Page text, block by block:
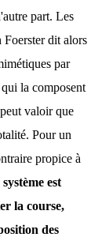
part. Les
dit alors
par
la composent
valoir que
Pour un
propice à
est
la course,
des